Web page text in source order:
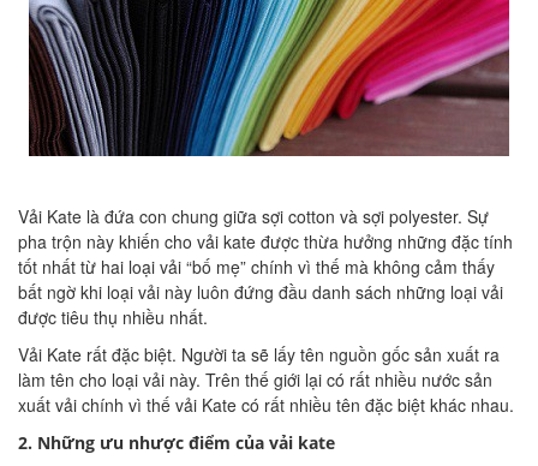
Vải Kate là đứa con chung giữa sợi cotton và sợi polyester. Sự
pha trộn này khiến cho vải kate được thừa hưởng những đặc tính
tốt nhất từ hai loại vải “bố mẹ” chính vì thế mà không cảm thấy
bất ngờ khi loại vải này luôn đứng đầu danh sách những loại vải
được tiêu thụ nhiều nhất.
Vải Kate rất đặc biệt. Người ta sẽ lấy tên nguồn gốc sản xuất ra
làm tên cho loại vải này. Trên thế giới lại có rất nhiều nước sản
xuất vải chính vì thế vải Kate có rất nhiều tên đặc biệt khác nhau.
2. Những ưu nhược điểm của vải kate